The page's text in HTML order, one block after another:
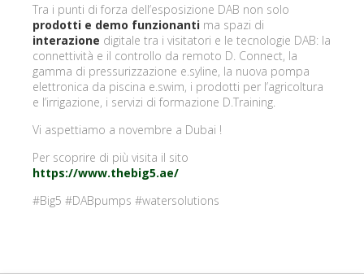
Tra i punti di forza dell’esposizione DAB non solo
prodotti e demo funzionanti ma spazi di
interazione digitale tra i visitatori e le tecnologie DAB: la
connettività e il controllo da remoto D. Connect, la
gamma di pressurizzazione e.syline, la nuova pompa
elettronica da piscina e.swim, i prodotti per l’agricoltura
e l’irrigazione, i servizi di formazione D.Training.
Vi aspettiamo a novembre a Dubai !
Per scoprire di più visita il sito
https://www.thebig5.ae/
#Big5 #DABpumps #watersolutions